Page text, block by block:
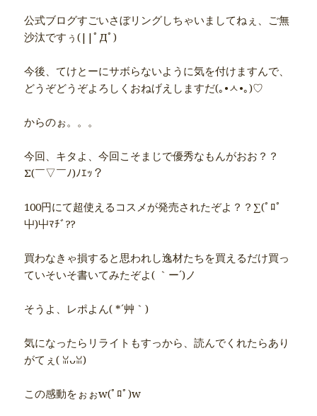
公式ブログすごいさぼリングしちゃいましてねぇ、ご無
沙汰ですぅ(||ﾟДﾟ)
今後、てけとーにサボらないように気を付けますんで、
どうぞどうぞよろしくおねげえしますだ(｡•ㅅ•｡)♡
からのぉ。。。
今回、キタよ、今回こそまじで優秀なもんがおお？？
Σ(￣▽￣ﾉ)ﾉｴｯ？
100円にて超使えるコスメが発売されたぞよ？？∑(ﾟﾛﾟ
屮)屮ﾏﾁﾞ??
買わなきゃ損すると思われし逸材たちを買えるだけ買っ
ていそいそ書いてみたぞよ( ｀ー´)ノ
そうよ、レポよん( *´艸｀)
気になったらリライトもすっから、読んでくれたらあり
がてぇ( ꈍᴗꈍ)
この感動をぉぉw(ﾟﾛﾟ)w